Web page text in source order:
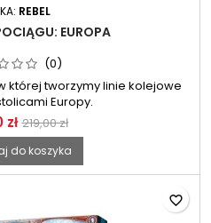
REBEL
EUROPA
(0)
której tworzymy linie kolejowe
Europy.
zł 219,00 zł
do koszyka
favorite_border